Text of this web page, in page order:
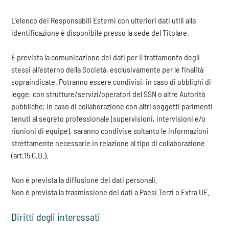
L'elenco dei Responsabili Esterni con ulteriori dati utili alla
identificazione è disponibile presso la sede del Titolare.
È prevista la comunicazione dei dati per il trattamento degli
stessi all'esterno della Società, esclusivamente per le finalità
sopraindicate. Potranno essere condivisi, in caso di obblighi di
legge, con strutture/servizi/operatori del SSN o altre Autorità
pubbliche; in caso di collaborazione con altri soggetti parimenti
tenuti al segreto professionale (supervisioni, intervisioni e/o
riunioni di equipe), saranno condivise soltanto le informazioni
strettamente necessarie in relazione al tipo di collaborazione
(art.15 C.D.).
Non è prevista la diffusione dei dati personali.
Non è prevista la trasmissione dei dati a Paesi Terzi o Extra UE.
Diritti degli interessati